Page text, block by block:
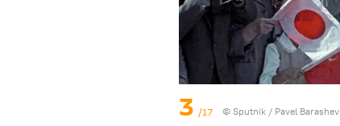
3 /17 © Sputnik / Pavel Barashev